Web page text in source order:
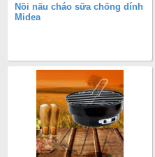
Nồi nấu cháo sữa chống dính
Midea